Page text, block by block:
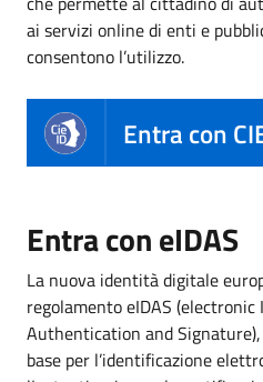
ai servizi online di enti e
consentono l’utilizzo.
Entra con
Entra con eIDAS
La nuova identità digitale
regolamento eIDAS
Authentication and
base per l’identificazione